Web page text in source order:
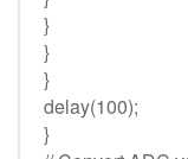
}
}
}
delay(100);
}